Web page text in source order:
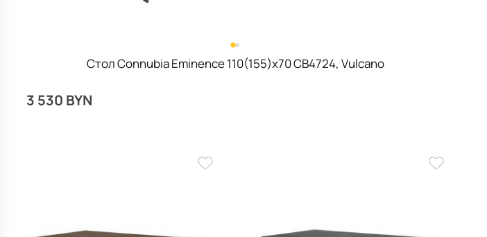
Стол Connubia Eminence 110(155)х70 CB4724, Vulcano
3 530 BYN